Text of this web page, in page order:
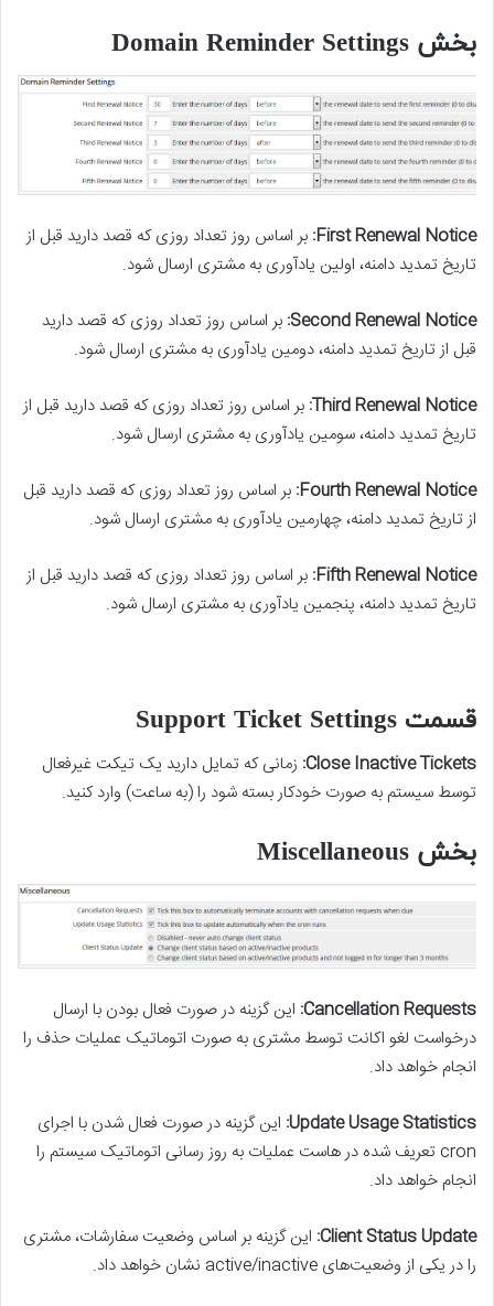
بخش Domain Reminder Settings
First Renewal Notice: بر اساس روز تعداد روزی که قصد دارید قبل از
تاریخ تمدید دامنه، اولین یادآوری به مشتری ارسال شود.
Second Renewal Notice: بر اساس روز تعداد روزی که قصد دارید
قبل از تاریخ تمدید دامنه، دومین یادآوری به مشتری ارسال شود.
Third Renewal Notice: بر اساس روز تعداد روزی که قصد دارید قبل از
تاریخ تمدید دامنه، سومین یادآوری به مشتری ارسال شود.
Fourth Renewal Notice: بر اساس روز تعداد روزی که قصد دارید قبل
از تاریخ تمدید دامنه، چهارمین یادآوری به مشتری ارسال شود.
Fifth Renewal Notice: بر اساس روز تعداد روزی که قصد دارید قبل از
تاریخ تمدید دامنه، پنجمین یادآوری به مشتری ارسال شود.
قسمت Support Ticket Settings
Close Inactive Tickets: زمانی که تمایل دارید یک تیکت غیرفعال
توسط سیستم به صورت خودکار بسته شود را (به ساعت) وارد کنید.
بخش Miscellaneous
Cancellation Requests: این گزینه در صورت فعال بودن با ارسال
درخواست لغو اکانت توسط مشتری به صورت اتوماتیک عملیات حذف را
انجام خواهد داد.
Update Usage Statistics: این گزینه در صورت فعال شدن با اجرای
cron تعریف شده در هاست عملیات به روز رسانی اتوماتیک سیستم را
انجام خواهد داد.
Client Status Update: این گزینه بر اساس وضعیت سفارشات، مشتری
را در یکی از وضعیت‌های active/inactive نشان خواهد داد.